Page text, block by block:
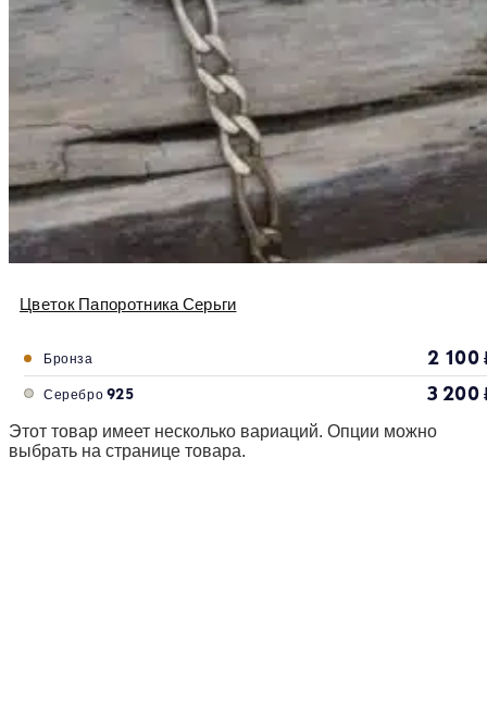
Цветок Папоротника Серьги
Бронза 2 100
Серебро 925 3 200
Этот товар имеет несколько вариаций. Опции можно
выбрать на странице товара.